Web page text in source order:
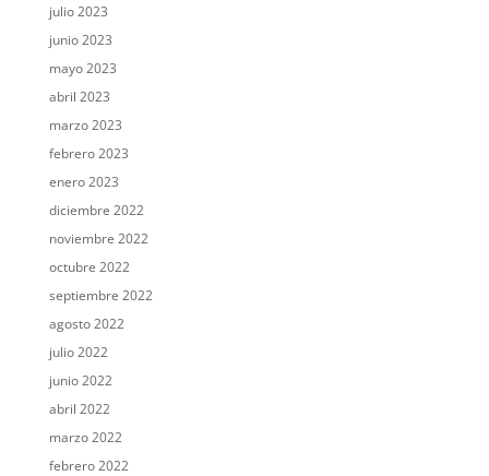
julio 2023
junio 2023
mayo 2023
abril 2023
marzo 2023
febrero 2023
enero 2023
diciembre 2022
noviembre 2022
octubre 2022
septiembre 2022
agosto 2022
julio 2022
junio 2022
abril 2022
marzo 2022
febrero 2022